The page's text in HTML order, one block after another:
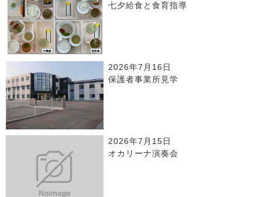
七夕給食と食育指導
2026年7月16日
保護者事業所見学
2026年7月15日
オカリーナ演奏会